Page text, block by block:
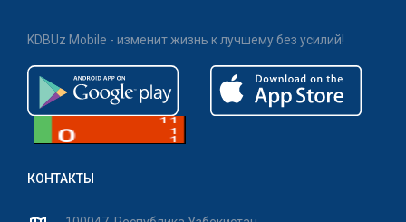
KDBUz Mobile - изменит жизнь к лучшему без усилий!
КОНТАКТЫ